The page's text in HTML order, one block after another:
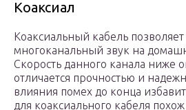
Коаксиал
Коаксиальный кабель
многоканальный звук на
Скорость данного канала ниже
отличается прочностью и
влияния помех до конца
для коаксиального кабеля